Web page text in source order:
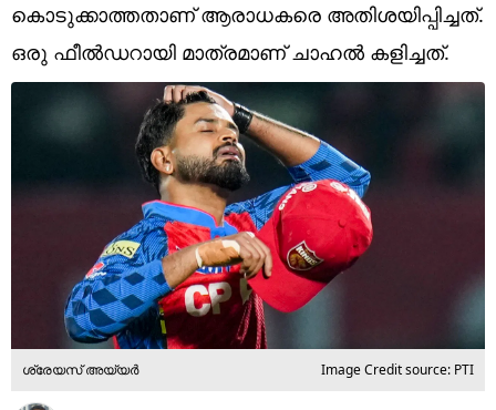
Photo
Short Videos
കൊടുക്കാത്തതാണ് ആരാധകരെ അതിശയിപ്പിച്ചത്.
ഒരു ഫീല്‍ഡറായി മാത്രമാണ് ചാഹല്‍ കളിച്ചത്.
ശ്രേയസ് അയ്യർ Image Credit source: PTI